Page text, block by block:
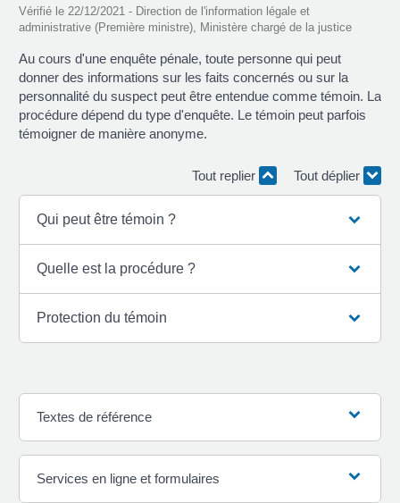
Vérifié le 22/12/2021 - Direction de l'information légale et
administrative (Première ministre), Ministère chargé de la justice
Au cours d'une enquête pénale, toute personne qui peut
donner des informations sur les faits concernés ou sur la
personnalité du suspect peut être entendue comme témoin. La
procédure dépend du type d'enquête. Le témoin peut parfois
témoigner de manière anonyme.
Tout replier Tout déplier
Qui peut être témoin ?
Quelle est la procédure ?
Protection du témoin
Textes de référence
Services en ligne et formulaires